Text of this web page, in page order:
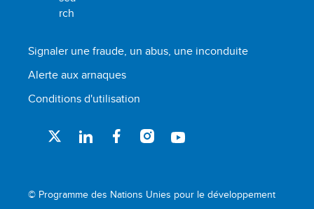
Signaler une fraude, un abus, une inconduite
Alerte aux arnaques
Conditions d'utilisation
© Programme des Nations Unies pour le développement